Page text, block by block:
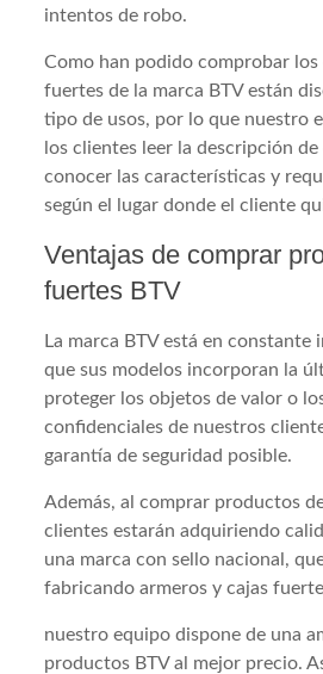
intentos de robo.
Como han podido comprobar los
fuertes de la marca BTV están
tipo de usos, por lo que nuestro
los clientes leer la descripción
conocer las características y
según el lugar donde el cliente
Ventajas de comprar
fuertes BTV
La marca BTV está en constante
que sus modelos incorporan la
proteger los objetos de valor o
confidenciales de nuestros
garantía de seguridad posible.
Además, al comprar productos
clientes estarán adquiriendo
una marca con sello nacional,
fabricando armeros y cajas
nuestro equipo dispone de una
productos BTV al mejor precio.